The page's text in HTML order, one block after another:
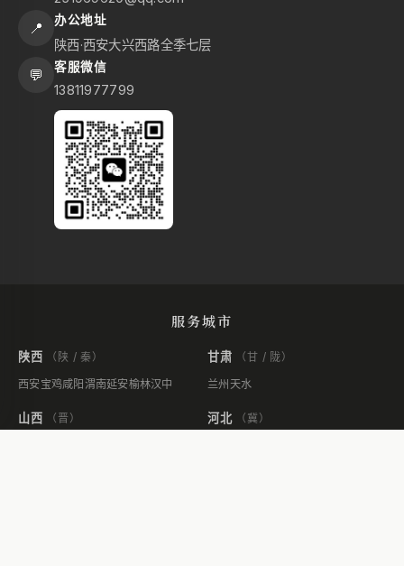
📍 办公地址
陕西·西安大兴西路全季七层
💬 客服微信
13811977799
服务城市
陕西
（陕 / 秦）
西安宝鸡咸阳 渭南延安榆林汉中
甘肃
（甘 / 陇）
兰州 天水
山西
（晋）
河北
（冀）